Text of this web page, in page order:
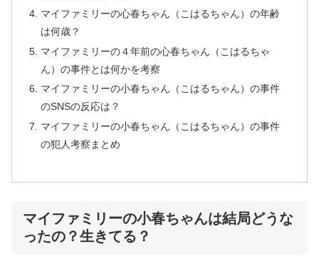
マイファミリーの心春ちゃん（こはるちゃん）の年齢
は何歳？
マイファミリーの４年前の心春ちゃん（こはるちゃ
ん）の事件とは何かを考察
マイファミリーの小春ちゃん（こはるちゃん）の事件
のSNSの反応は？
マイファミリーの小春ちゃん（こはるちゃん）の事件
の犯人考察まとめ
マイファミリーの小春ちゃんは結局どうな
ったの？生きてる？